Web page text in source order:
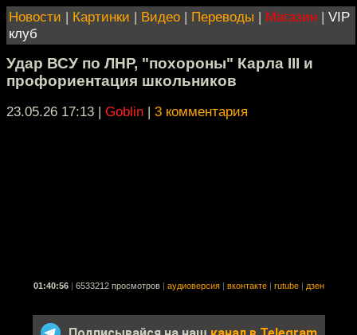
Новости | Картинки | Видео | Переводы | Магазин | VIP
клуб
Удар ВСУ по ЛНР, "похороны" Карла III и
профориентация школьников
23.05.26 17:13 | Goblin | 3 комментария
01:40:56 6533212 просмотров аудиоверсия вконтакте rutube дзен